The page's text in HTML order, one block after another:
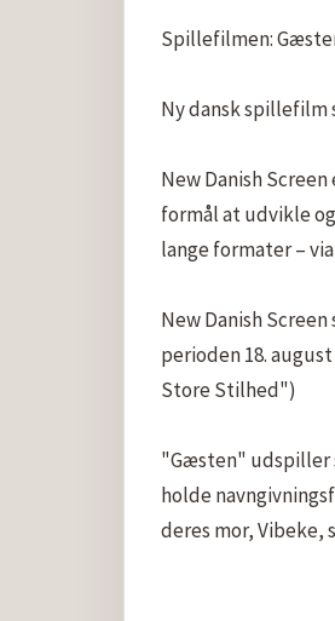
Spillefilmen:
Ny dansk spillefilm
New Danish
formål at udvikle
lange formater –
New Danish
perioden 18.
Store Stilhed")
"Gæsten" udspiller
holde
deres mor, Vibeke,